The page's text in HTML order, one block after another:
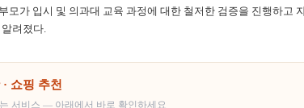
모가 입시 및 의과대 교육 과정에 대한 철저한 검증을 진행하고
려졌다.
쇼핑 추천
서비스 — 아래에서 바로 확인하세요